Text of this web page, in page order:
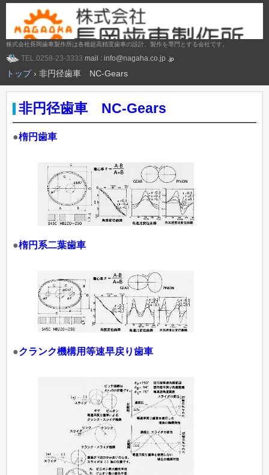
株式会社長岡歯車製作所は各種超高精度歯車の設計、製作を専門とする会社です。
TEL.0258-23-3333 mail : info@nagaha.co.jp .jp
トップ › 非円径歯車 NC-Gears
非円径歯車 NC-Gears
●楕円歯車
●楕円系二葉歯車
●クランク機構用等速早戻り歯車